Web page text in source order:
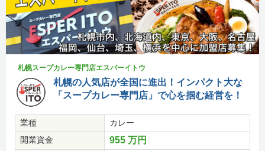
札幌スープカレー専門店エスパーイトウ
札幌の人気店が全国に進出！インパクト大な
「スープカレー専門店」で心を掴む経営を！
業種
カレー
開業資金
955 万円